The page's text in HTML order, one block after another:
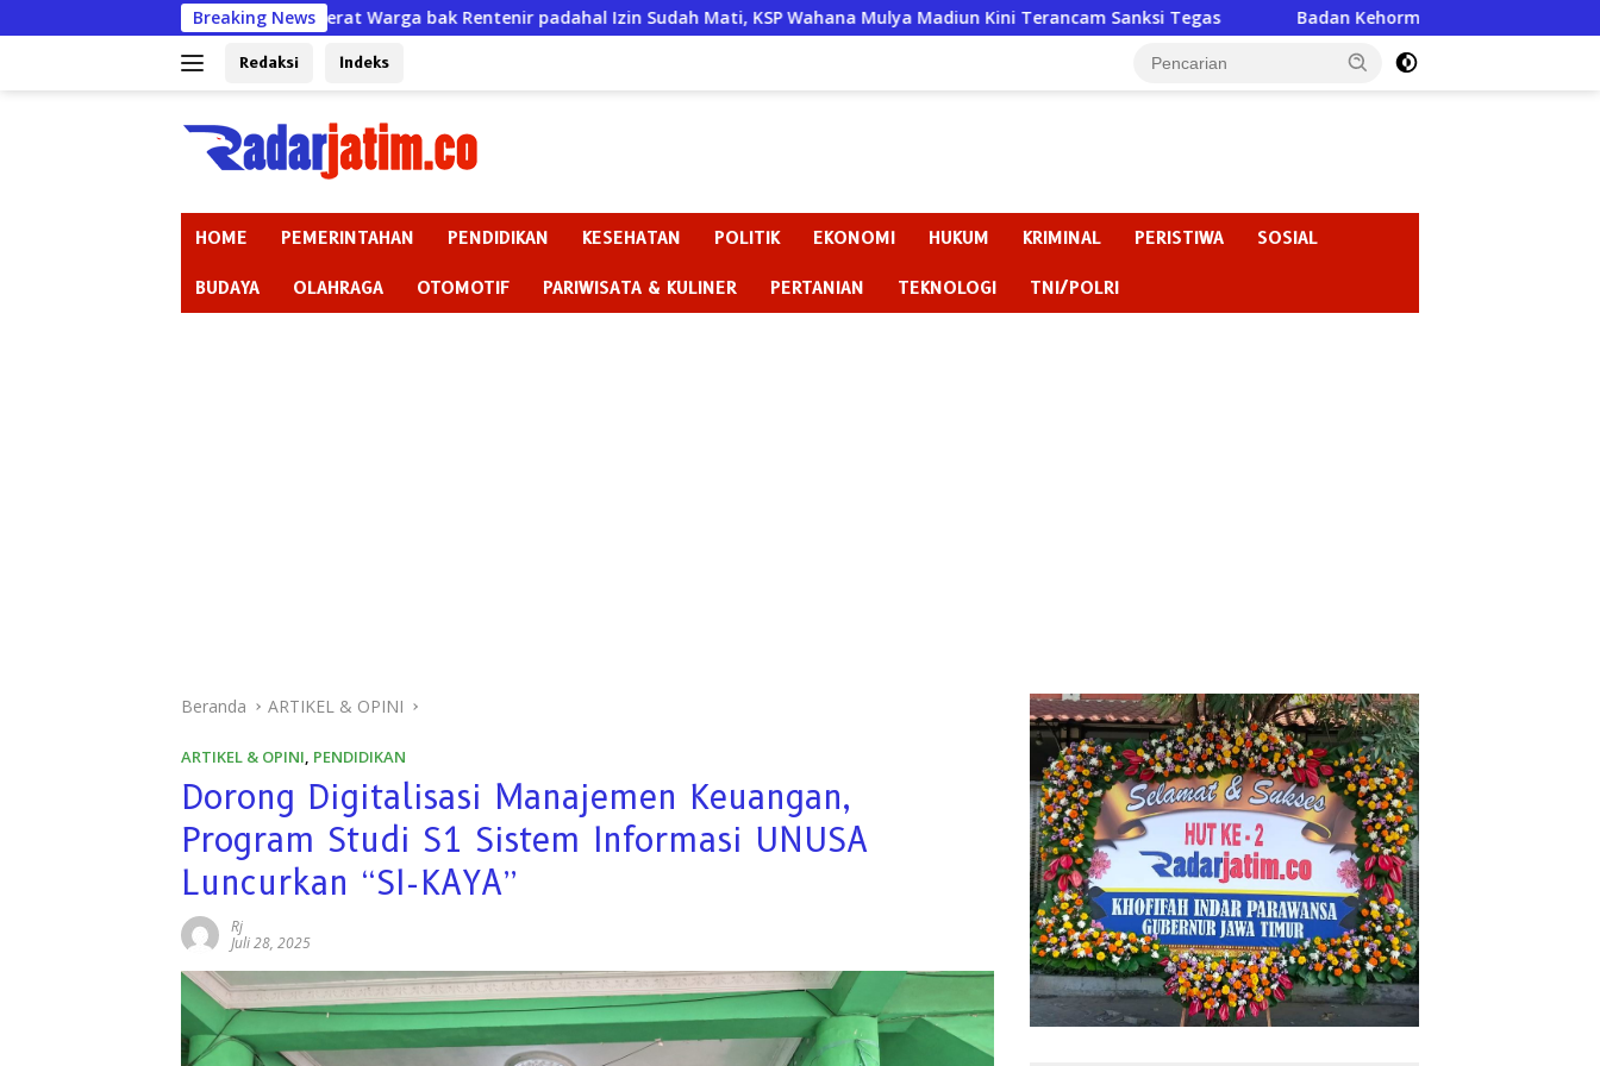
ke
Breaking News
Jerat Warga bak Rentenir padahal Izin Sudah Mati, KSP Wahana Mulya Madiun Kini Terancam Sanksi Tegas Badan Kehormatan atau Badan Pembiaran ? “Ketika Ketua
Redaksi Indeks
HOME PEMERINTAHAN PENDIDIKAN KESEHATAN POLITIK EKONOMI HUKUM KRIMINAL PERISTIWA SOSIAL
BUDAYA OLAHRAGA OTOMOTIF PARIWISATA & KULINER PERTANIAN TEKNOLOGI TNI/POLRI
Beranda ARTIKEL & OPINI
ARTIKEL & OPINI, PENDIDIKAN
Dorong Digitalisasi Manajemen Keuangan,
Program Studi S1 Sistem Informasi UNUSA
Luncurkan “SI-KAYA”
Rj
Juli 28, 2025